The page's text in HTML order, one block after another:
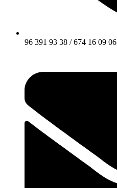
96 391 93 38 / 674 16 09 06